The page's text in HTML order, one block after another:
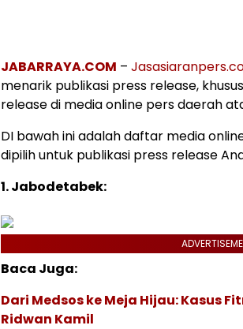
JABARRAYA.COM –
menarik publikasi press release,
release di media online pers daerah
DI bawah ini adalah daftar media
dipilih untuk publikasi press release
1. Jabodetabek:
Baca Juga:
Dari Medsos ke Meja Hijau: Kasus
Ridwan Kamil